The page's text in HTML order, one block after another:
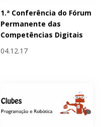
1.ª Conferência do Fórum
Permanente das
Competências Digitais
04.12.17